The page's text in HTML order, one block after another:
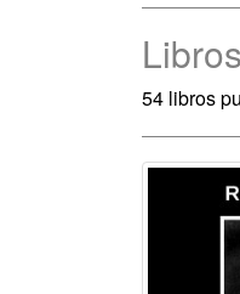
54 libros